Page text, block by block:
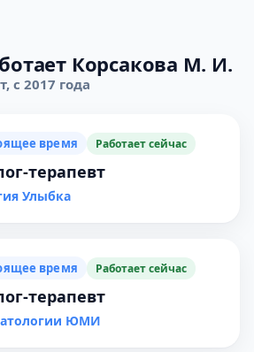
Корсакова М. И.
с 2017 года
время Работает сейчас
терапевт
Улыбка
время Работает сейчас
терапевт
ЮМИ